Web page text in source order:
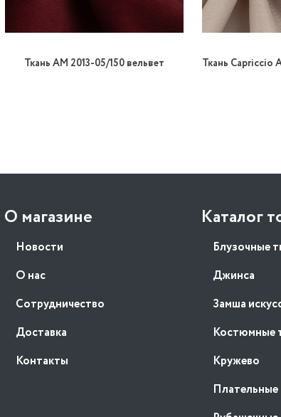
Ткань AM 2013-05/150 вельвет
О магазине
Новости
О нас
Сотрудничество
Доставка
Контакты
Каталог
Блузочные
Джинса
Замша
Костюмные
Кружево
Плательные